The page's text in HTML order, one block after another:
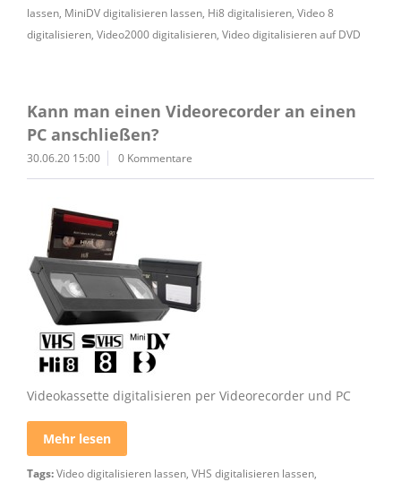
lassen, MiniDV digitalisieren lassen, Hi8 digitalisieren, Video 8
digitalisieren, Video2000 digitalisieren, Video digitalisieren auf DVD
Kann man einen Videorecorder an einen
PC anschließen?
30.06.20 15:00 0 Kommentare
Videokassette digitalisieren per Videorecorder und PC
Mehr lesen
Tags:Video digitalisieren lassen, VHS digitalisieren lassen,